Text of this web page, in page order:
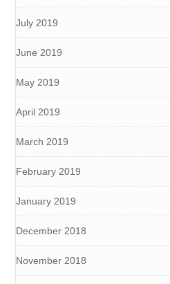
July 2019
June 2019
May 2019
April 2019
March 2019
February 2019
January 2019
December 2018
November 2018